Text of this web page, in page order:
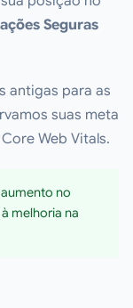
Seguras
antigas para as
suas meta
Web Vitals.
aumento no
melhoria na